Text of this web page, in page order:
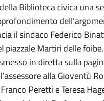
Biblioteca civica una
il sindaco Federico
Martiri delle foibe.
in diretta sulla
alla Gioventù
Peretti e Teresa